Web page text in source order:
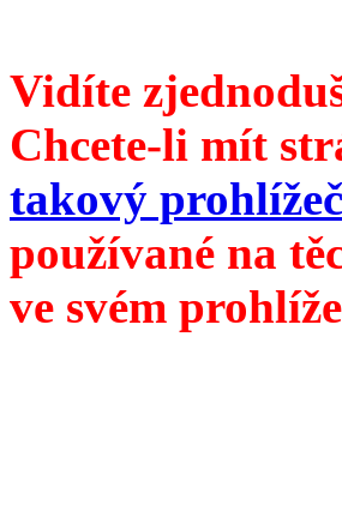
Vidíte
Chcete-li mít
takový prohlížeč
používané na
ve svém